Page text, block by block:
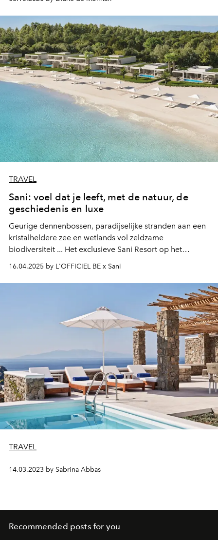
TRAVEL
Sani: voel dat je leeft, met de natuur, de
geschiedenis en luxe
Geurige dennenbossen, paradijselijke stranden aan een
kristalheldere zee en wetlands vol zeldzame
biodiversiteit ... Het exclusieve Sani Resort op het
Griekse schiereiland Kassandra in Chalkidiki weet
ultieme luxe perfect te combineren met duurzaamheid.
Een bestemming die in elk opzicht betoverend is.
16.04.2025 by L'OFFICIEL BE x Sani
TRAVEL
14.03.2023 by Sabrina Abbas
Recommended posts for you